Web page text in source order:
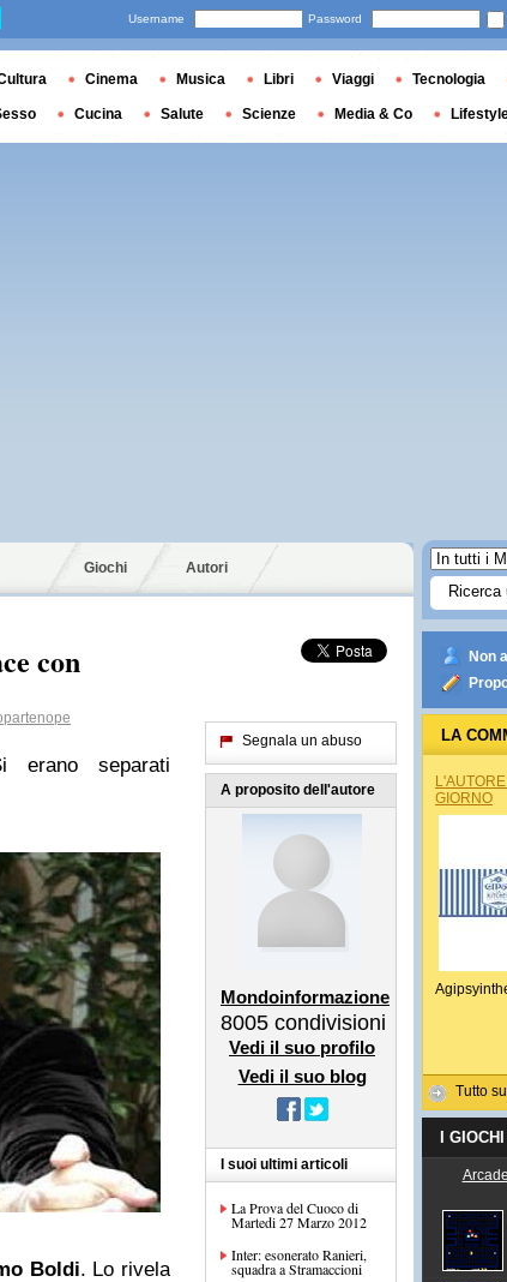
Giochi Autori
con
separati
Boldi. Lo rivela
Segnala un abuso
A proposito dell'autore
Mondoinformazione
8005 condivisioni
Vedi il suo profilo
Vedi il suo blog
I suoi ultimi articoli
La Prova del Cuoco di
Martedi 27 Marzo 2012
Inter: esonerato Ranieri,
squadra a Stramaccioni
Non
LA
GIORNO
Tutto
I
Arcade
Username Password
Cinema Musica Libri Viaggi Tecnologia
Cucina Salute Scienze Media & Co